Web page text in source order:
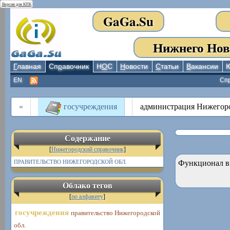
Версия для КПК
GaGa.Su
Нижнего
Главная Справочник НОС Новости Статьи Вакансии
EN
« госучреждения администрация
Содержание
[Нижегородский справочник]
ПРАВИТЕЛЬСТВО НИЖЕГОРОДСКОЙ ОБЛ.
Облако тегов
[по алфавиту]
госучреждения правительство Нижегородской
обл.
Функционал